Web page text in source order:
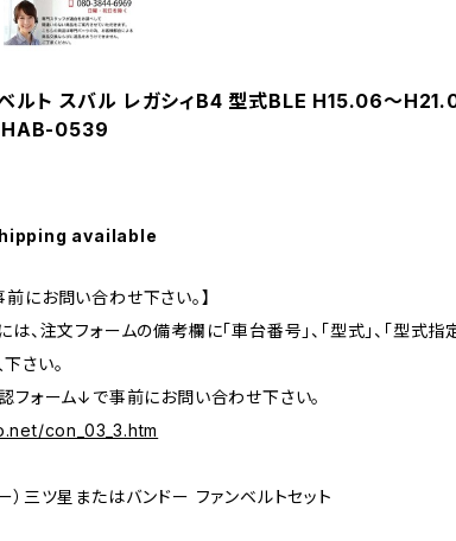
ルト スバル レガシィB4 型式BLE H15.06～
HAB-0539
available
にお問い合わせ下さい。】
は、注文フォームの備考欄に「車台番号」、「型式」、「型式指
さい。
フォーム↓で事前にお問い合わせ下さい。
con_03_3.htm
）三ツ星またはバンドー ファンベルトセット